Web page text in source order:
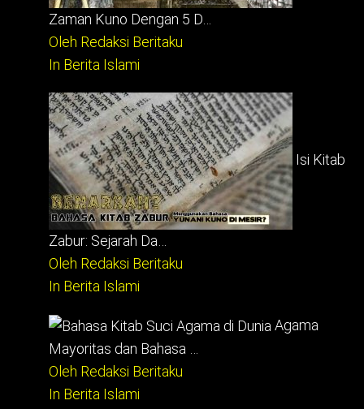
Zaman Kuno Dengan 5 D…
Oleh Redaksi Beritaku
In Berita Islami
Isi Kitab
Zabur: Sejarah Da…
Oleh Redaksi Beritaku
In Berita Islami
Agama
Mayoritas dan Bahasa …
Oleh Redaksi Beritaku
In Berita Islami